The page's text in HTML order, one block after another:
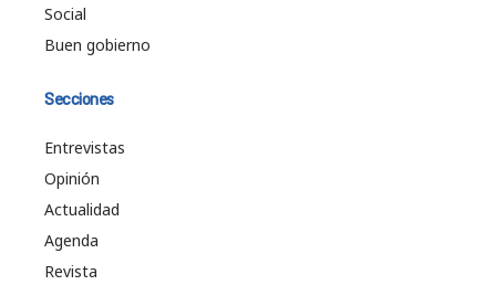
Social
Buen gobierno
Secciones
Entrevistas
Opinión
Actualidad
Agenda
Revista